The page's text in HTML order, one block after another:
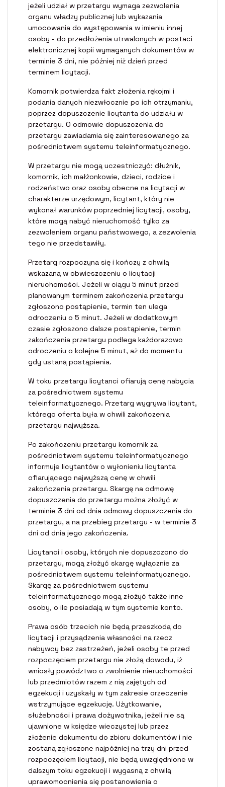
jeżeli udział w przetargu wymaga zezwolenia
organu władzy publicznej lub wykazania
umocowania do występowania w imieniu innej
osoby - do przedłożenia utrwalonych w postaci
elektronicznej kopii wymaganych dokumentów w
terminie 3 dni, nie później niż dzień przed
terminem licytacji.
Komornik potwierdza fakt złożenia rękojmi i
podania danych niezwłocznie po ich otrzymaniu,
poprzez dopuszczenie licytanta do udziału w
przetargu. O odmowie dopuszczenia do
przetargu zawiadamia się zainteresowanego za
pośrednictwem systemu teleinformatycznego.
W przetargu nie mogą uczestniczyć: dłużnik,
komornik, ich małżonkowie, dzieci, rodzice i
rodzeństwo oraz osoby obecne na licytacji w
charakterze urzędowym, licytant, który nie
wykonał warunków poprzedniej licytacji, osoby,
które mogą nabyć nieruchomość tylko za
zezwoleniem organu państwowego, a zezwolenia
tego nie przedstawiły.
Przetarg rozpoczyna się i kończy z chwilą
wskazaną w obwieszczeniu o licytacji
nieruchomości. Jeżeli w ciągu 5 minut przed
planowanym terminem zakończenia przetargu
zgłoszono postąpienie, termin ten ulega
odroczeniu o 5 minut. Jeżeli w dodatkowym
czasie zgłoszono dalsze postąpienie, termin
zakończenia przetargu podlega każdorazowo
odroczeniu o kolejne 5 minut, aż do momentu
gdy ustaną postąpienia.
W toku przetargu licytanci ofiarują cenę nabycia
za pośrednictwem systemu
teleinformatycznego. Przetarg wygrywa licytant,
którego oferta była w chwili zakończenia
przetargu najwyższa.
Po zakończeniu przetargu komornik za
pośrednictwem systemu teleinformatycznego
informuje licytantów o wyłonieniu licytanta
ofiarującego najwyższą cenę w chwili
zakończenia przetargu. Skargę na odmowę
dopuszczenia do przetargu można złożyć w
terminie 3 dni od dnia odmowy dopuszczenia do
przetargu, a na przebieg przetargu - w terminie 3
dni od dnia jego zakończenia.
Licytanci i osoby, których nie dopuszczono do
przetargu, mogą złożyć skargę wyłącznie za
pośrednictwem systemu teleinformatycznego.
Skargę za pośrednictwem systemu
teleinformatycznego mogą złożyć także inne
osoby, o ile posiadają w tym systemie konto.
Prawa osób trzecich nie będą przeszkodą do
licytacji i przysądzenia własności na rzecz
nabywcy bez zastrzeżeń, jeżeli osoby te przed
rozpoczęciem przetargu nie złożą dowodu, iż
wniosły powództwo o zwolnienie nieruchomości
lub przedmiotów razem z nią zajętych od
egzekucji i uzyskały w tym zakresie orzeczenie
wstrzymujące egzekucję. Użytkowanie,
służebności i prawa dożywotnika, jeżeli nie są
ujawnione w księdze wieczystej lub przez
złożenie dokumentu do zbioru dokumentów i nie
zostaną zgłoszone najpóźniej na trzy dni przed
rozpoczęciem licytacji, nie będą uwzględnione w
dalszym toku egzekucji i wygasną z chwilą
uprawomocnienia się postanowienia o